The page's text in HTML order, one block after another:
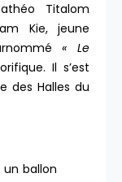
Titalom
Kie, jeune
« Le
Il s’est
des Halles du
ballon